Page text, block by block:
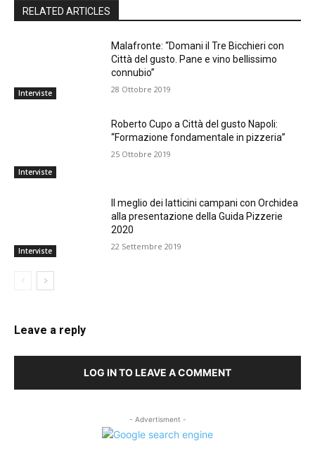
RELATED ARTICLES
Interviste
Malafronte: “Domani il Tre Bicchieri con
Città del gusto. Pane e vino bellissimo
connubio”
28 Ottobre 2019
Interviste
Roberto Cupo a Città del gusto Napoli:
“Formazione fondamentale in pizzeria”
25 Ottobre 2019
Interviste
Il meglio dei latticini campani con Orchidea
alla presentazione della Guida Pizzerie
2020
22 Settembre 2019
Leave a reply
LOG IN TO LEAVE A COMMENT
- Advertisment -